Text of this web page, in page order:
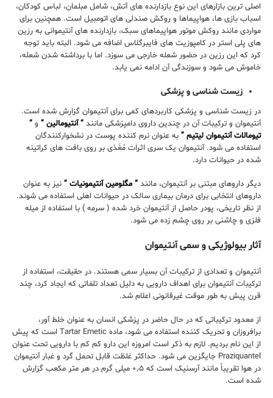
اصلی ترین بازارهای این نوع بازدارنده های آتش، شامل مبلمان، لباس کودکان،
اسباب بازی ها، هواپیماها و روکش صندلی های اتومبیل است. همچنین برای
مواردی مانند روکش موتور هواپیماهای سبک، بازدارنده های آنتیموانی به رزین
های پلی استر در کامپوزیت های فایبرگلاس اضافه می شود. البته باید توجه
کرد که این رزین در حضور شعله خارجی می سوزد. اما با برداشته شدن شعله،
خاموش می شود و سوزندگی آن ادامه نمی یابد.
زیست شناسی و پزشکی
در زیست شناسی و پزشکی کاربردهای کمی برای آنتیموان گزارش شده است.
آنتیموان و ترکیبات آن در چندین داروی دامپزشکی مانند “ آنتیومالین ” و “
تیومالات آنتیموان لیتیم ” به عنوان نرم کننده پوست در نشخوارکنندگان
استفاده می شود. آنتیموان یک سری اثرات مُغَذی بر روی بافت های کراتینه
شده در حیوانات دارد.
دیگر داروهای مبتنی بر آنتیموان، مانند “ مگلومین آنتیمونیات ” نیز به عنوان
داروهای انتخابی برای درمان بیماری سالک در حیوانات اهلی استفاده می شوند.
از نظر تاریخی، پودر حاصل از آنتیموان خرد شده ( سرمه ) با استفاده از میله
فلزی و چاشنی بر روی چشم زده می شود.
آثار بیولوژیکی و سمی آنتیموان
آنتیموان و تعدادی از ترکیبات آن بسیار سمی هستند. در حقیقت، استفاده از
ترکیبات آنتیموان برای اهداف دارویی به دلیل تعداد تلفاتی که ایجاد کرد، چند
قرن پیش به طور موقت غیرقانونی اعلام شد.
از معدود ترکیباتی که در حال حاضر در پزشکی انسان به عنوان خلط آور،
برافروزان و تحریک کننده استفاده می شود، ماده Tartar Emetic است که پیش
از این نام بردیم. لازم به ذکر است امروزه این دارو کم کم با دارویی تحت عنوان
Praziquantel جایگزین می شود. حداکثر غلظت قابل تحمل گرد و غبار آنتیموان
در هوا تقریباً مانند آرسنیک است که ۰٫۵ میلی گرم در هر متر مکعب گزارش
شده است.